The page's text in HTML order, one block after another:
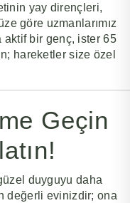
yay dirençleri,
göre uzmanlarımız
aktif bir genç, ister 65
hareketler size özel
Geçin
duyguyu daha
değerli evinizdir; ona